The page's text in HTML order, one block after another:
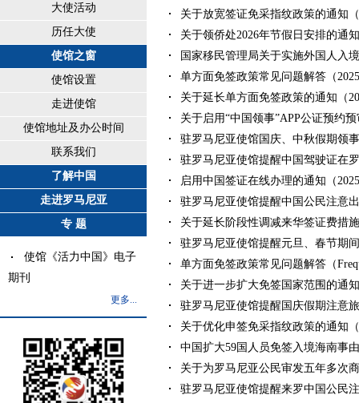
大使活动
历任大使
使馆之窗
使馆设置
走进使馆
使馆地址及办公时间
联系我们
了解中国
走进罗马尼亚
专 题
使馆《活力中国》电子
期刊
更多...
关于放宽签证免采指纹政策的通知
关于领侨处2026年节假日安排的通
国家移民管理局关于实施外国人入
单方面免签政策常见问题解答（
关于延长单方面免签政策的通知（
关于启用“中国领事”APP公证预约
驻罗马尼亚使馆国庆、中秋假期领
驻罗马尼亚使馆提醒中国驾驶证在
启用中国签证在线办理的通知（
驻罗马尼亚使馆提醒中国公民注意
关于延长阶段性调减来华签证费措
驻罗马尼亚使馆提醒元旦、春节期
单方面免签政策常见问题解答（
关于进一步扩大免签国家范围的通
驻罗马尼亚使馆提醒国庆假期注意
关于优化申签免采指纹政策的通知
中国扩大59国人员免签入境海南事
关于为罗马尼亚公民审发五年多次
驻罗马尼亚使馆提醒来罗中国公民